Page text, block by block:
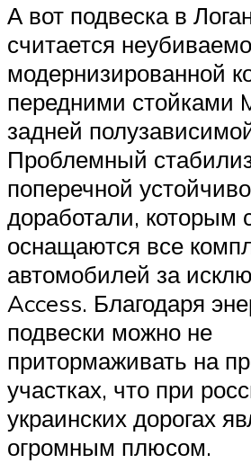
А вот подвеска в
считается
модернизированной
передними стойками
задней
Проблемный
поперечной
доработали, которым
оснащаются все
автомобилей за
Access. Благодаря
подвески можно не
притормаживать на
участках, что при
украинских дорогах
огромным плюсом.